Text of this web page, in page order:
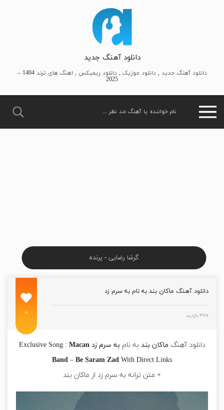
دانلود آهنگ جدید
دانلود آهنگ جدید , دانلود موزیک , دانلود ریمیکس , اهنگ های ترند 1404 –
2025
گرشا رضایی - پرنده
دانلود آهنگ ماکان بند به نام به سرم زد
۳۶۸ بازدید ۰
دانلود آهنگ ماکان بند به نام به سرم زد Exclusive Song :
Macan
Band – Be Saram Zad With Direct Links
+ متن ترانه به سرم زد از ماکان بند